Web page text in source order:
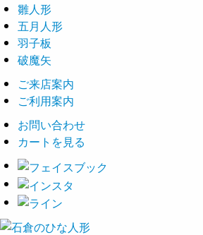
雛人形
五月人形
羽子板
破魔矢
ご来店案内
ご利用案内
お問い合わせ
カートを見る